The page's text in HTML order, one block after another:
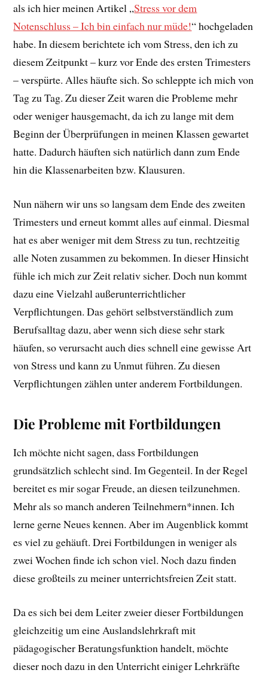
als ich hier meinen Artikel „Stress vor dem
Notenschluss – Ich bin einfach nur müde!“ hochgeladen
habe. In diesem berichtete ich vom Stress, den ich zu
diesem Zeitpunkt – kurz vor Ende des ersten Trimesters
– verspürte. Alles häufte sich. So schleppte ich mich von
Tag zu Tag. Zu dieser Zeit waren die Probleme mehr
oder weniger hausgemacht, da ich zu lange mit dem
Beginn der Überprüfungen in meinen Klassen gewartet
hatte. Dadurch häuften sich natürlich dann zum Ende
hin die Klassenarbeiten bzw. Klausuren.
Nun nähern wir uns so langsam dem Ende des zweiten
Trimesters und erneut kommt alles auf einmal. Diesmal
hat es aber weniger mit dem Stress zu tun, rechtzeitig
alle Noten zusammen zu bekommen. In dieser Hinsicht
fühle ich mich zur Zeit relativ sicher. Doch nun kommt
dazu eine Vielzahl außerunterrichtlicher
Verpflichtungen. Das gehört selbstverständlich zum
Berufsalltag dazu, aber wenn sich diese sehr stark
häufen, so verursacht auch dies schnell eine gewisse Art
von Stress und kann zu Unmut führen. Zu diesen
Verpflichtungen zählen unter anderem Fortbildungen.
Die Probleme mit Fortbildungen
Ich möchte nicht sagen, dass Fortbildungen
grundsätzlich schlecht sind. Im Gegenteil. In der Regel
bereitet es mir sogar Freude, an diesen teilzunehmen.
Mehr als so manch anderen Teilnehmern*innen. Ich
lerne gerne Neues kennen. Aber im Augenblick kommt
es viel zu gehäuft. Drei Fortbildungen in weniger als
zwei Wochen finde ich schon viel. Noch dazu finden
diese großteils zu meiner unterrichtsfreien Zeit statt.
Da es sich bei dem Leiter zweier dieser Fortbildungen
gleichzeitig um eine Auslandslehrkraft mit
pädagogischer Beratungsfunktion handelt, möchte
dieser noch dazu in den Unterricht einiger Lehrkräfte